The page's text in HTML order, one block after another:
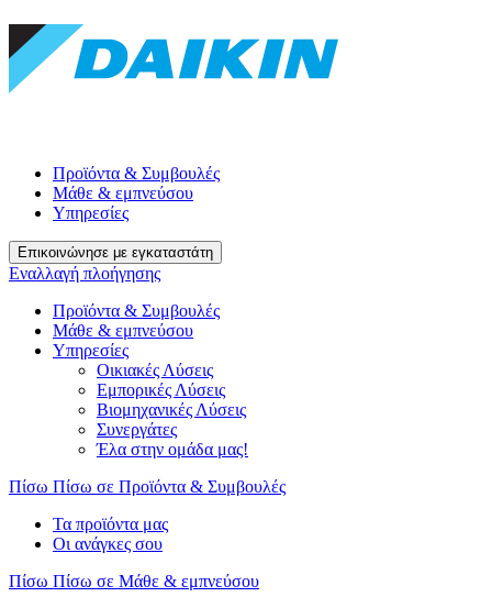
Προϊόντα & Συμβουλές
Μάθε & εμπνεύσου
Υπηρεσίες
Επικοινώνησε με εγκαταστάτη
Εναλλαγή πλοήγησης
Προϊόντα & Συμβουλές
Μάθε & εμπνεύσου
Υπηρεσίες
Οικιακές Λύσεις
Εμπορικές Λύσεις
Βιομηχανικές Λύσεις
Συνεργάτες
Έλα στην ομάδα μας!
Πίσω Πίσω σε Προϊόντα & Συμβουλές
Τα προϊόντα μας
Οι ανάγκες σου
Πίσω Πίσω σε Μάθε & εμπνεύσου